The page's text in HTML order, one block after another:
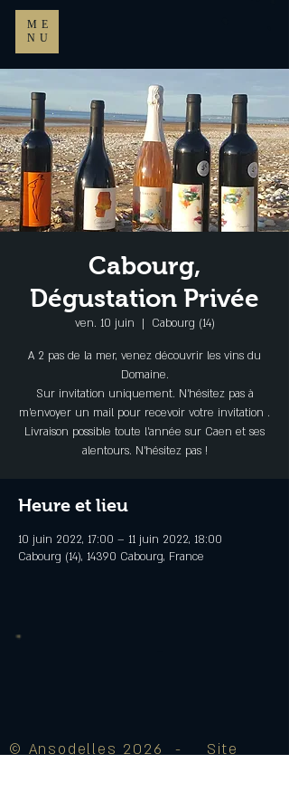
ME
NU
Cabourg,
Dégustation Privée
ven. 10 juin
  |
Cabourg (14)
A 2 pas de la mer, venez découvrir les vins du
Domaine.
Sur invitation uniquement. N’hésitez pas à
m'envoyer un mail pour recevoir votre invitation .
Livraison possible toute l'année sur Caen et ses
alentours. N’hésitez pas !
Heure et lieu
10 juin 2022, 17:00 – 11 juin 2022, 18:00
Cabourg (14), 14390 Cabourg, France
© Ansodelles 2026 - Site